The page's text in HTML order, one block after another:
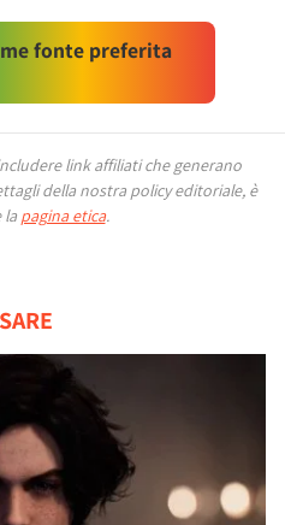
fonte preferita
link affiliati che generano
della nostra policy editoriale, è
la pagina etica.